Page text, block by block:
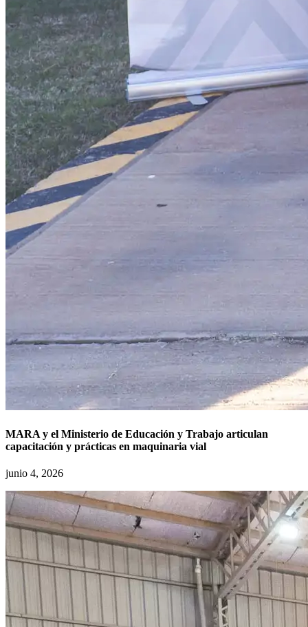
MARA y el Ministerio de Educación y Trabajo articulan
capacitación y prácticas en maquinaria vial
junio 4, 2026